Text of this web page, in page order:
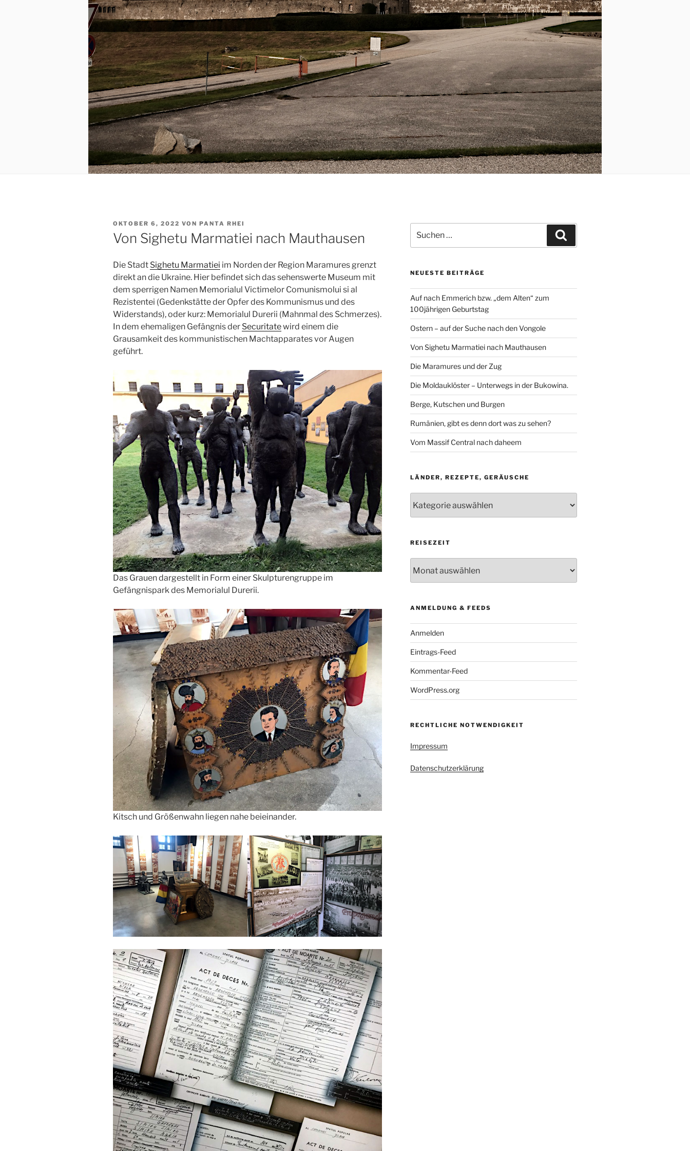
VERÖFFENTLICHT
AM
OKTOBER 6, 2022 VON PANTA RHEI
Von Sighetu Marmatiei nach Mauthausen
Die Stadt Sighetu Marmatiei im Norden der Region Maramures grenzt
direkt an die Ukraine. Hier befindet sich das sehenswerte Museum mit
dem sperrigen Namen Memorialul Victimelor Comunismolui si al
Rezistentei (Gedenkstätte der Opfer des Kommunismus und des
Widerstands), oder kurz: Memorialul Durerii (Mahnmal des Schmerzes).
In dem ehemaligen Gefängnis der Securitatewird einem die
Grausamkeit des kommunistischen Machtapparates vor Augen
geführt.
Das Grauen dargestellt in Form einer Skulpturengruppe im
Gefängnispark des Memorialul Durerii.
Kitsch und Größenwahn liegen nahe beieinander.
nach:
NEUESTE BEITRÄGE
Auf nach Emmerich bzw. „dem Alten“ zum
100jährigen Geburtstag
Ostern – auf der Suche nach den Vongole
Von Sighetu Marmatiei nach Mauthausen
Die Maramures und der Zug
Die Moldauklöster – Unterwegs in der Bukowina.
Berge, Kutschen und Burgen
Rumänien, gibt es denn dort was zu sehen?
Vom Massif Central nach daheem
LÄNDER, REZEPTE, GERÄUSCHE
Rezepte,
Geräusche
REISEZEIT
ANMELDUNG & FEEDS
Anmelden
Eintrags-Feed
Kommentar-Feed
WordPress.org
RECHTLICHE NOTWENDIGKEIT
Impressum
Datenschutzerklärung